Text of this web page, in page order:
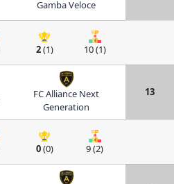
Gamba Veloce
2(1) 10 (1)
FC Alliance Next
Generation
13
0(0) 9 (2)